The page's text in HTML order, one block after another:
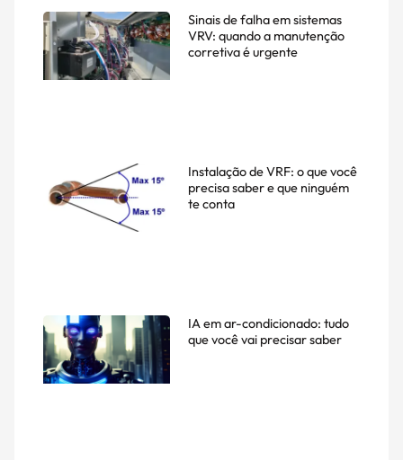
Sinais de falha em sistemas
VRV: quando a manutenção
corretiva é urgente
Instalação de VRF: o que você
precisa saber e que ninguém
te conta
IA em ar-condicionado: tudo
que você vai precisar saber